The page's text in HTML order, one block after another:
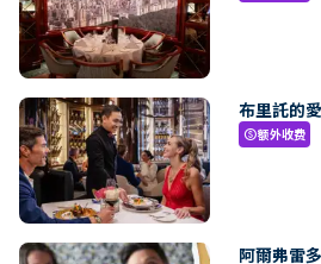
布里託的
paid额外收费
阿爾弗雷